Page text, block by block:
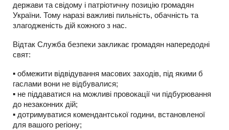
держави та свідому і патріотичну позицію громадян
України. Тому наразі важливі пильність, обачність та
злагодженість дій кожного з нас.
Відтак Служба безпеки закликає громадян напередодні
свят:
▪️ обмежити відвідування масових заходів, під якими б
гаслами вони не відбувалися;
▪️ не піддаватися на можливі провокації чи підбурювання
до незаконних дій;
▪️ дотримуватися комендантської години, встановленої
для вашого регіону;